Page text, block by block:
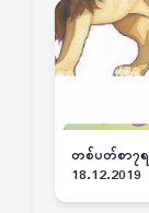
တစ်ပတ်စာ၇